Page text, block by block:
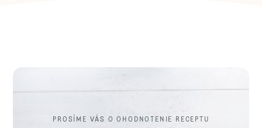
PROSÍME VÁS O OHODNOTENIE RECEPTU